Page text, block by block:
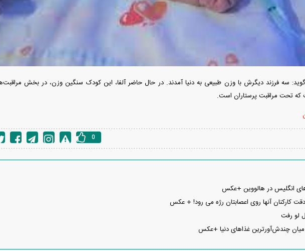
سه فرزند دیگرش با وزن طبیعی به دنیا آمدند. در حال حاضر آلفا، این کودک سنگین وزن، در بخش
که تحت مراقبت پرستاران است.
گزارش
0
انگلیس در هالووین +عکس
کارکنان آنها روی اعصابتان رژه می رود! + عکس
لو رفت
میان چندش‌آورترین غذا‌های دنیا +عکس